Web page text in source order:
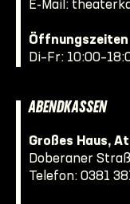
E-Mail:
Öffnungszeiten
Di–Fr:
ABENDKASSEN
Großes Haus,
Doberaner
Telefon: 0381